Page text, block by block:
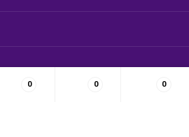
0 0 0